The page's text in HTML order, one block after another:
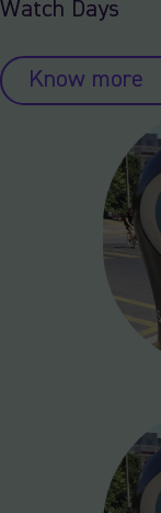
Watch Days
Know more